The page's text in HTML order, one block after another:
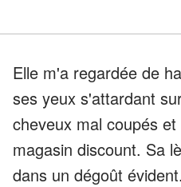
Elle m'a regardée de
ses yeux s'attardant
cheveux mal coupés
magasin discount. Sa
dans un dégoût